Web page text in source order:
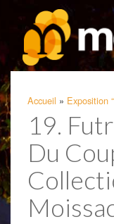
Accueil » Exposition
19.
Du